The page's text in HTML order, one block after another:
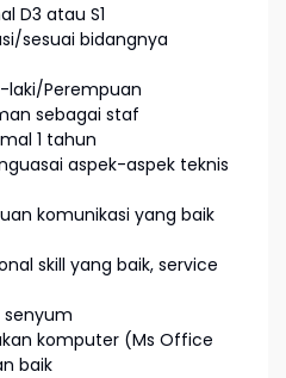
D3 atau S1
sesuai bidangnya
laki/Perempuan
sebagai staf
1 tahun
aspek-aspek teknis
komunikasi yang baik
skill yang baik, service
senyum
komputer (Ms Office
baik